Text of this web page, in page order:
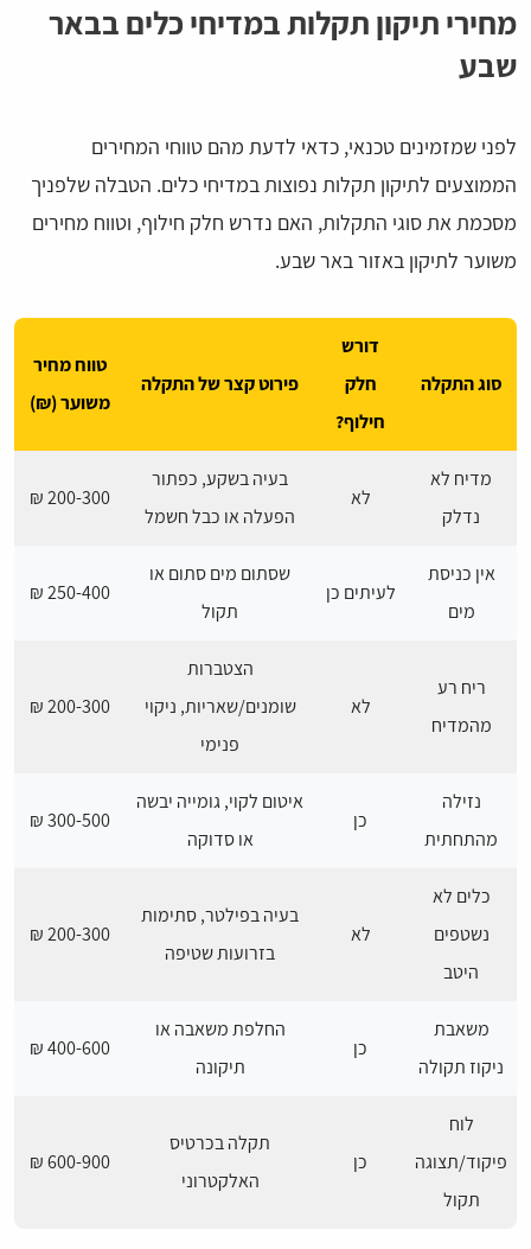
מחירי תיקון תקלות במדיחי כלים בבאר
שבע
לפני שמזמינים טכנאי, כדאי לדעת מהם טווחי המחירים
הממוצעים לתיקון תקלות נפוצות במדיחי כלים. הטבלה שלפניך
מסכמת את סוגי התקלות, האם נדרש חלק חילוף, וטווח מחירים
משוער לתיקון באזור באר שבע.
סוג התקלה
דורש
חלק
חילוף?
פירוט קצר של התקלה
טווח מחיר
משוער (₪)
מדיח לא
נדלק
לא
בעיה בשקע, כפתור
הפעלה או כבל חשמל
200-300 ₪
אין כניסת
מים
לעיתים כן
שסתום מים סתום או
תקול
250-400 ₪
ריח רע
מהמדיח
לא
הצטברות
שומנים/שאריות, ניקוי
פנימי
200-300 ₪
נזילה
מהתחתית
כן
איטום לקוי, גומייה יבשה
או סדוקה
300-500 ₪
כלים לא
נשטפים
היטב
לא
בעיה בפילטר, סתימות
בזרועות שטיפה
200-300 ₪
משאבת
ניקוז תקולה
כן
החלפת משאבה או
תיקונה
400-600 ₪
לוח
פיקוד/תצוגה
תקול
כן
תקלה בכרטיס
האלקטרוני
600-900 ₪